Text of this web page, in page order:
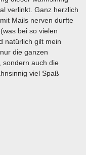
verlinkt. Ganz herzlich
Mails nerven durfte
bei so vielen
natürlich gilt mein
die ganzen
sondern auch die
viel Spaß